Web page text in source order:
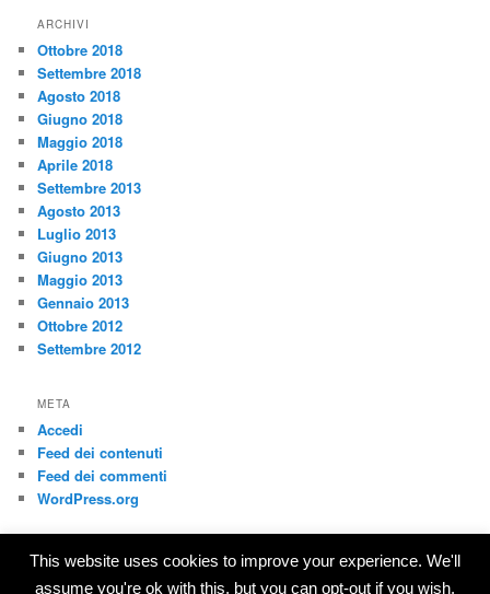
ARCHIVI
Ottobre 2018
Settembre 2018
Agosto 2018
Giugno 2018
Maggio 2018
Aprile 2018
Settembre 2013
Agosto 2013
Luglio 2013
Giugno 2013
Maggio 2013
Gennaio 2013
Ottobre 2012
Settembre 2012
META
Accedi
Feed dei contenuti
Feed dei commenti
WordPress.org
Privacy Policy Proudly powered by WordPress
This website uses cookies to improve your experience. We'll
assume you're ok with this, but you can opt-out if you wish.